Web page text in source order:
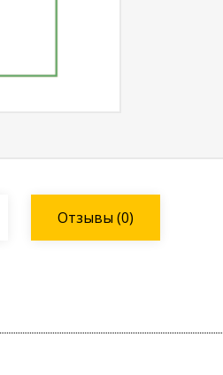
Отзывы (0)